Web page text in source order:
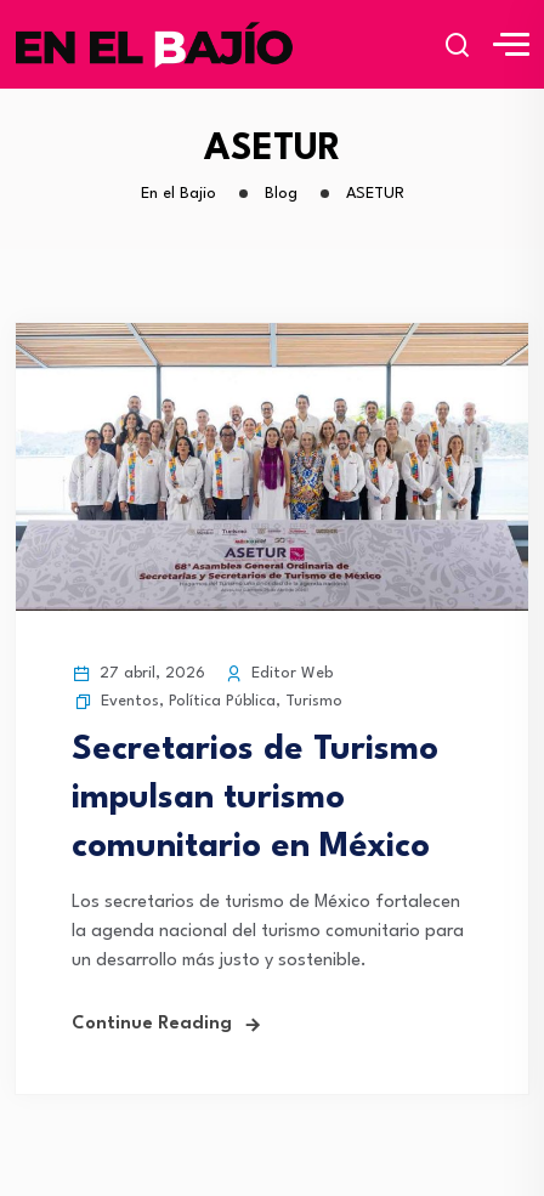
ASETUR
En el Bajio Blog ASETUR
27 abril, 2026
Editor Web
Eventos, Política Pública, Turismo
Secretarios de Turismo
impulsan turismo
comunitario en México
Los secretarios de turismo de México fortalecen
la agenda nacional del turismo comunitario para
un desarrollo más justo y sostenible.
Continue Reading